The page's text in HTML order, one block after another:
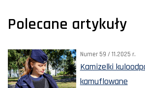
Polecane artykuły
Numer 59 / 11.2025 r.
Kamizelki
kamuflowane